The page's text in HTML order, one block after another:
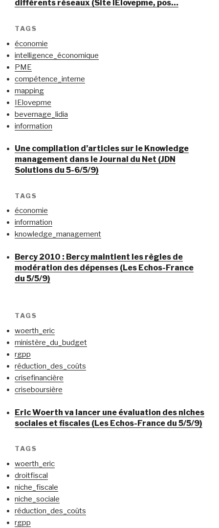
différents réseaux (Site IElovepme, pos…
TAGS
économie
intelligence_économique
PME
compétence_interne
mapping
IElovepme
bevernage_lidia
information
Une compilation d’articles sur le Knowledge
management dans le Journal du Net (JDN
Solutions du 5-6/5/9)
TAGS
économie
information
knowledge_management
Bercy 2010 : Bercy maintient les règles de
modération des dépenses (Les Echos-France
du 5/5/9)
TAGS
woerth_eric
ministère_du_budget
rgpp
réduction_des_coûts
crisefinancière
criseboursière
Eric Woerth va lancer une évaluation des niches
sociales et fiscales (Les Echos-France du 5/5/9)
TAGS
woerth_eric
droitfiscal
niche_fiscale
niche_sociale
réduction_des_coûts
rgpp